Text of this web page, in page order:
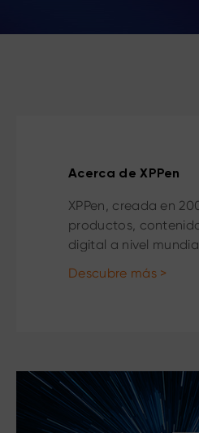
Acerca de XPPen
XPPen, creada en
productos,
digital a nivel
Descubre más >